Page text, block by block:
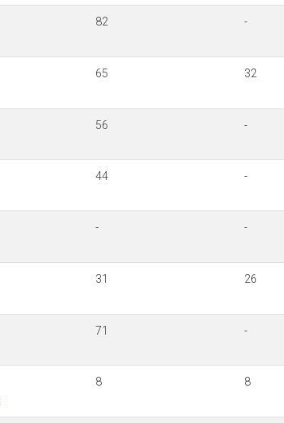
82 -
65 32
56 -
44 -
- -
31 26
71 -
8 8